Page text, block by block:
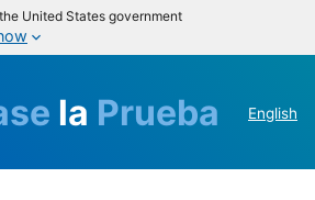
United States government
la Prueba English